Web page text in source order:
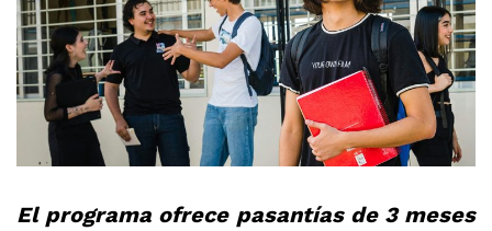
El programa ofrece pasantías de 3 meses